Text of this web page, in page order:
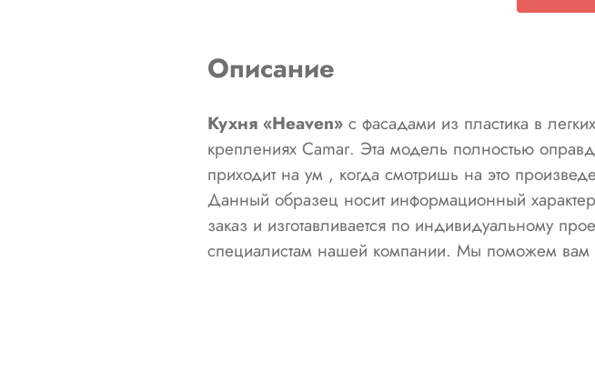
Описание
Кухня «Heaven» с фасадами из пластика в
креплениях Camar. Эта модель полностью
приходит на ум , когда смотришь на это
Данный образец носит информационный
заказ и изготавливается по индивидуальному
специалистам нашей компании. Мы поможем вам